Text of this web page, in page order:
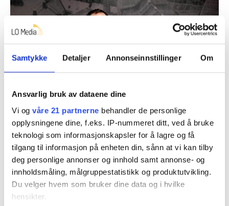
Samtykke Detaljer Annonseinnstillinger Om
Ansvarlig bruk av dataene dine
Vi og våre 21 partnerne behandler de personlige
opplysningene dine, f.eks. IP-nummeret ditt, ved å bruke
teknologi som informasjonskapsler for å lagre og få
tilgang til informasjon på enheten din, sånn at vi kan tilby
deg personlige annonser og innhold samt annonse- og
innholdsmåling, målgruppestatistikk og produktutvikling.
Du velger hvem som bruker dine data og i hvilke
hensikter.
Det økonomiske resultatet skal gå tilbake til
Styres av cirka 40 fagforeninger og
politikk.
Geir Inge Hasselberg er ikke bekymret for økonomien i AØF.
Martin Guttormsen Slørdal
– Fornuftig pengebruk